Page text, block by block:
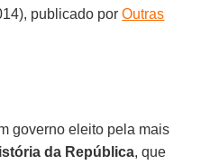
publicado porOutras
governo eleito pela mais
da República, que